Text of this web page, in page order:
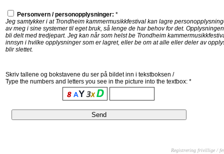
Personvern / personopplysninger: *
Jeg samtykker i at Trondheim kammermusikkfestival kan lagre
av meg i sine systemer til eget bruk, så lenge de har behov for det.
bli delt med tredjepart. Jeg kan når som helst be Trondheim
innsyn i hvilke opplysninger som er lagret, eller be om at alle eller deler av
blir slettet.
Skriv tallene og bokstavene du ser på bildet inn i tekstboksen /
Type the numbers and letters you see in the picture into the textbox: *
Registrering frivillige /